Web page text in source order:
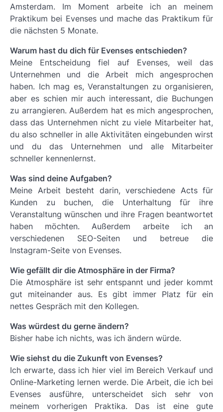
Amsterdam. Im Moment arbeite ich an meinem
Praktikum bei Evenses und mache das Praktikum für
die nächsten 5 Monate.
Warum hast du dich für Evenses entschieden?
Meine Entscheidung fiel auf Evenses, weil das
Unternehmen und die Arbeit mich angesprochen
haben. Ich mag es, Veranstaltungen zu organisieren,
aber es schien mir auch interessant, die Buchungen
zu arrangieren. Außerdem hat es mich angesprochen,
dass das Unternehmen nicht zu viele Mitarbeiter hat,
du also schneller in alle Aktivitäten eingebunden wirst
und du das Unternehmen und alle Mitarbeiter
schneller kennenlernst.
Was sind deine Aufgaben?
Meine Arbeit besteht darin, verschiedene Acts für
Kunden zu buchen, die Unterhaltung für ihre
Veranstaltung wünschen und ihre Fragen beantwortet
haben möchten. Außerdem arbeite ich an
verschiedenen SEO-Seiten und betreue die
Instagram-Seite von Evenses.
Wie gefällt dir die Atmosphäre in der Firma?
Die Atmosphäre ist sehr entspannt und jeder kommt
gut miteinander aus. Es gibt immer Platz für ein
nettes Gespräch mit den Kollegen.
Was würdest du gerne ändern?
Bisher habe ich nichts, was ich ändern würde.
Wie siehst du die Zukunft von Evenses?
Ich erwarte, dass ich hier viel im Bereich Verkauf und
Online-Marketing lernen werde. Die Arbeit, die ich bei
Evenses ausführe, unterscheidet sich sehr von
meinem vorherigen Praktika. Das ist eine gute